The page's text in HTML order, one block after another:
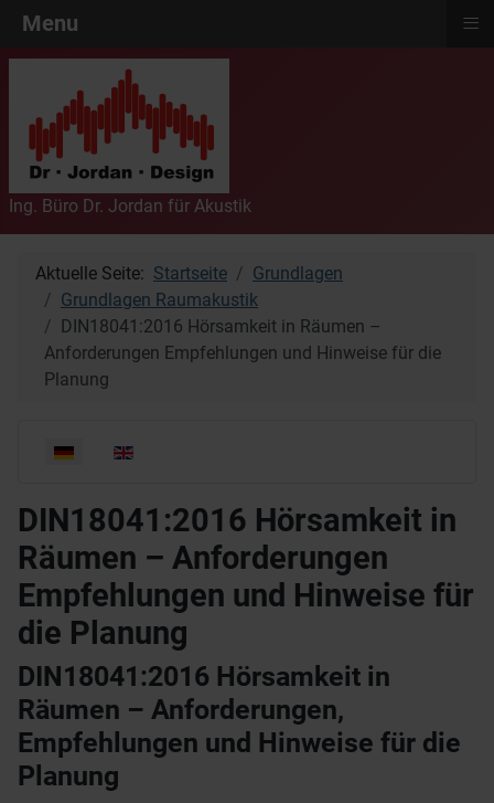
Ing. Büro Dr. Jordan für Akustik
Aktuelle Seite: Startseite
Grundlagen
Grundlagen Raumakustik
DIN18041:2016 Hörsamkeit in Räumen –
Anforderungen Empfehlungen und Hinweise für die
Planung
Sprache auswählen
DIN18041:2016 Hörsamkeit in
Räumen – Anforderungen
Empfehlungen und Hinweise für
die Planung
DIN18041:2016 Hörsamkeit in
Räumen – Anforderungen,
Empfehlungen und Hinweise für die
Planung
Menu ≡